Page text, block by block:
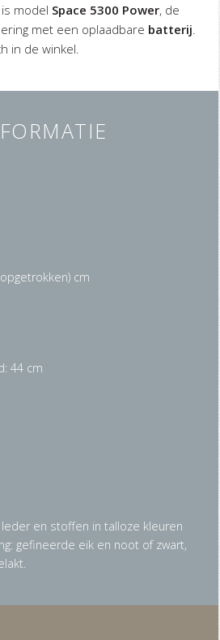
model Space 5300 Power, de
met een oplaadbare batterij
in de winkel.
cm
44 cm
leder en stoffen in talloze kleuren
gefineerde eik en noot of zwart,